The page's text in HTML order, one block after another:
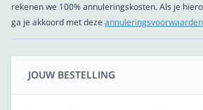
rekenen we 100% annuleringskosten. Als je
ga je akkoord met deze annuleringsvoorwaarden
JOUW BESTELLING